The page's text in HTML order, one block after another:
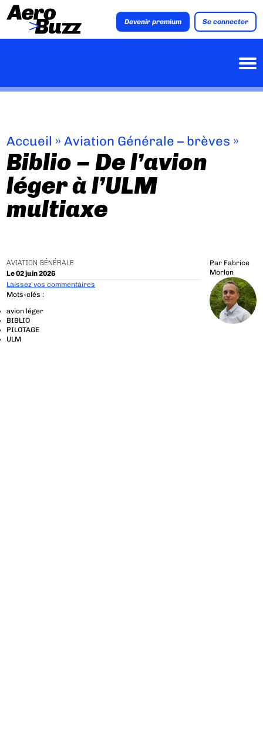
Devenir premium Se connecter
Accueil »Aviation Générale – brèves »
Biblio – De l’avion
léger à l’ULM
multiaxe
AVIATION GÉNÉRALE
Le 02 juin 2026
Par Fabrice
Morlon
Laissez vos commentaires
Mots-clés :
avion léger
BIBLIO
PILOTAGE
ULM